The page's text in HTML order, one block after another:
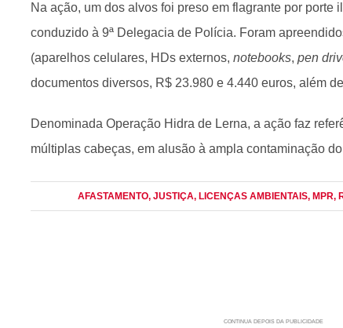
Na ação, um dos alvos foi preso em flagrante por porte
conduzido à 9ª Delegacia de Polícia. Foram
(aparelhos celulares, HDs externos, notebooks, pen
documentos diversos, R$ 23.980 e 4.440 euros, além
Denominada Operação Hidra de Lerna, a ação faz
múltiplas cabeças, em alusão à ampla contaminação
AFASTAMENTO, JUSTIÇA, LICENÇAS AMBIENTAIS, MPR,